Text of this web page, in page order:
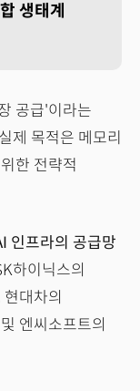
생태계
공급'이라는
제 목적은 메모리
한 전략적
인프라의 공급망
하이닉스의
대차의
엔씨소프트의